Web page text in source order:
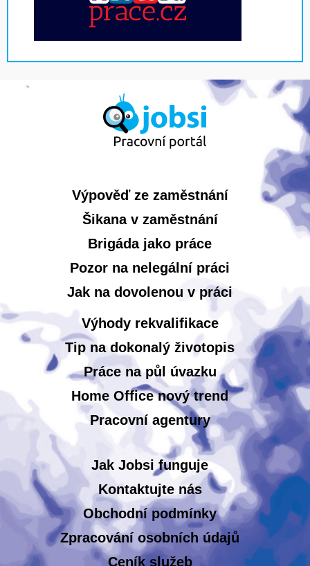
Výpověď ze zaměstnání
Šikana v zaměstnání
Brigáda jako práce
Pozor na nelegální práci
Jak na dovolenou v práci
Výhody rekvalifikace
Tip na dokonalý životopis
Práce na půl úvazku
Home Office nový trend
Pracovní agentury
Jak Jobsi funguje
Kontaktujte nás
Obchodní podmínky
Zpracování osobních údajů
Ceník služeb